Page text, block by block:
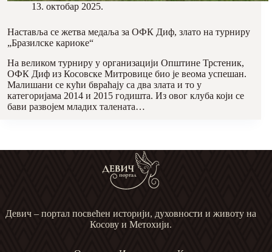
13. октобар 2025.
Наставља се жетва медаља за ОФК Диф, злато на турниру
„Бразилске кариоке“
На великом турниру у организацији Општине Трстеник,
ОФК Диф из Косовске Митровице био је веома успешан.
Малишани се кући бвраћају са два злата и то у
категоријама 2014 и 2015 годишта. Из овог клуба који се
бави развојем младих талената…
Девич – портал посвећен историји, духовности и животу на
Косову и Метохији.